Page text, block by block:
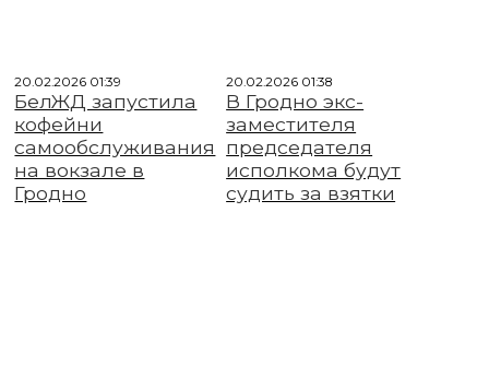
20.02.2026 01:39
БелЖД запустила
кофейни
самообслуживания
на вокзале в
Гродно
20.02.2026 01:38
В Гродно экс-
заместителя
председателя
исполкома будут
судить за взятки